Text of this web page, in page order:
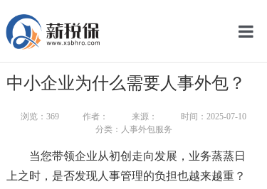
网
中小企业为什么需要人事外包？
浏览： 369 作者： 来源：
时间：2025-07-10
分类：人事外包服务
当您带领企业从初创走向发展，业务蒸蒸日
上之时，是否发现人事管理的负担也越来越重？